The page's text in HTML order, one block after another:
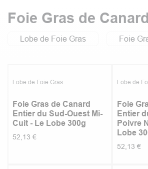
Foie Gras de Canard
Lobe de Foie Gras Foie
Lobe de Foie Gras
Foie Gras de Canard
Entier du Sud-Ouest Mi-
Cuit - Le Lobe 300g
52,13 €
Lobe de
Foie
Entier
Poivre
Lobe
52,13 €